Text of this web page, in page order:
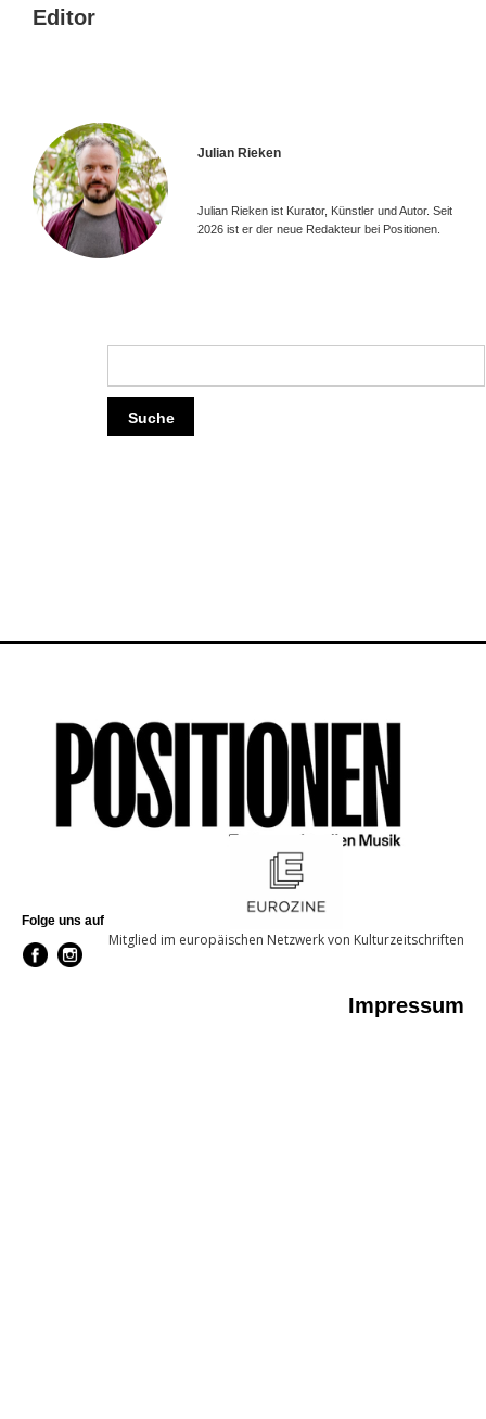
Editor
Julian Rieken
Julian Rieken ist Kurator, Künstler und Autor. Seit
2026 ist er der neue Redakteur bei Positionen.
Folge uns auf
Mitglied im europäischen Netzwerk von Kulturzeitschriften
Impressum